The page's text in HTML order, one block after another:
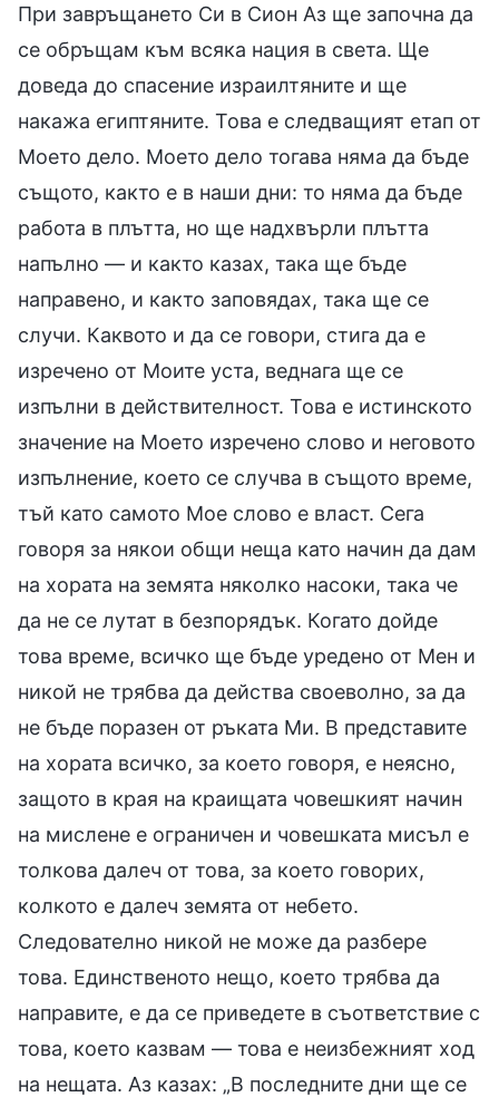
При завръщането Си в Сион Аз ще започна да
се обръщам към всяка нация в света. Ще
доведа до спасение израилтяните и ще
накажа египтяните. Това е следващият етап от
Моето дело. Моето дело тогава няма да бъде
същото, както е в наши дни: то няма да бъде
работа в плътта, но ще надхвърли плътта
напълно — и както казах, така ще бъде
направено, и както заповядах, така ще се
случи. Каквото и да се говори, стига да е
изречено от Моите уста, веднага ще се
изпълни в действителност. Това е истинското
значение на Моето изречено слово и неговото
изпълнение, което се случва в същото време,
тъй като самото Мое слово е власт. Сега
говоря за някои общи неща като начин да дам
на хората на земята няколко насоки, така че
да не се лутат в безпорядък. Когато дойде
това време, всичко ще бъде уредено от Мен и
никой не трябва да действа своеволно, за да
не бъде поразен от ръката Ми. В представите
на хората всичко, за което говоря, е неясно,
защото в края на краищата човешкият начин
на мислене е ограничен и човешката мисъл е
толкова далеч от това, за което говорих,
колкото е далеч земята от небето.
Следователно никой не може да разбере
това. Единственото нещо, което трябва да
направите, е да се приведете в съответствие с
това, което казвам — това е неизбежният ход
на нещата. Аз казах: „В последните дни ще се